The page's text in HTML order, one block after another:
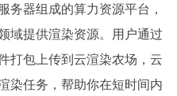
务器组成的算力资源平台，
域提供渲染资源。用户通过
打包上传到云渲染农场，云
染任务，帮助你在短时间内